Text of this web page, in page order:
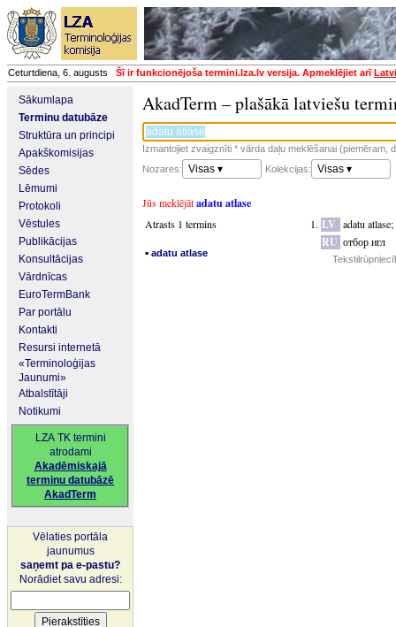
Ceturtdiena, 6. augusts Šī ir funkcionējoša termini.lza.lv versija. Apmeklējiet arī
Sākumlapa
Terminu datubāze
Struktūra un principi
Apakškomisijas
Sēdes
Lēmumi
Protokoli
Vēstules
Publikācijas
Konsultācijas
Vārdnīcas
EuroTermBank
Par portālu
Kontakti
Resursi internetā
«Terminoloģijas
Jaunumi»
Atbalstītāji
Notikumi
LZA TK termini
atrodami
Akadēmiskajā
terminu datubāzē
AkadTerm
Vēlaties portāla
jaunumus
saņemt pa e-pastu?
Norādiet savu adresi:
AkadTerm – plašākā latviešu
Izmantojiet zvaigznīti * vārda daļu meklēšanai (piemēram,
Nozares:
Visas ▾ Kolekcijas: Visas ▾
Jūs meklējātadatu atlase
Atrasts 1 termins
▪ adatu atlase
LV adatu atlase;
RU отбор игл